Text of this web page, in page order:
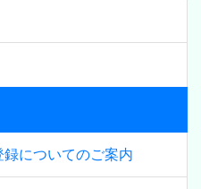
についてのご案内